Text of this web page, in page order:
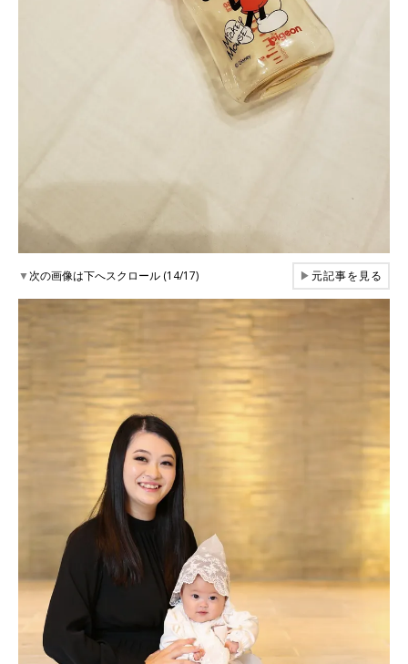
▼次の画像は下へスクロール (14/17) ▶元記事を見る